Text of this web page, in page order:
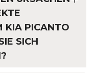
KIA PICANTO
SICH